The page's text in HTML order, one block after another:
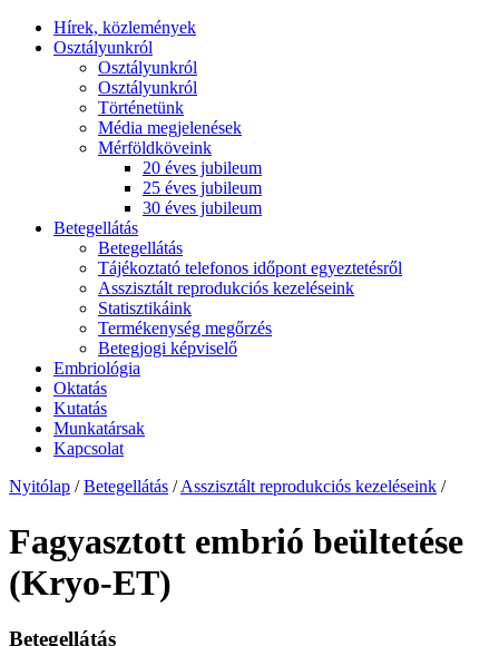
Hírek, közlemények
Osztályunkról
Osztályunkról
Osztályunkról
Történetünk
Média megjelenések
Mérföldköveink
20 éves jubileum
25 éves jubileum
30 éves jubileum
Betegellátás
Betegellátás
Tájékoztató telefonos időpont egyeztetésről
Asszisztált reprodukciós kezeléseink
Statisztikáink
Termékenység megőrzés
Betegjogi képviselő
Embriológia
Oktatás
Kutatás
Munkatársak
Kapcsolat
Nyitólap / Betegellátás / Asszisztált reprodukciós kezeléseink /
Fagyasztott embrió beültetése
(Kryo-ET)
Betegellátás